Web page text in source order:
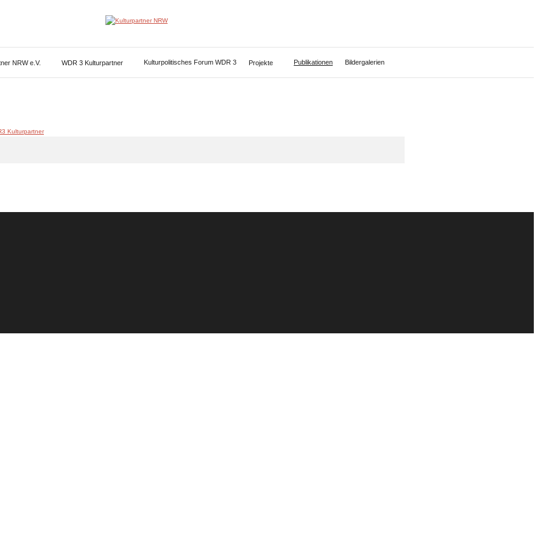
NRW
NRW e.V. WDR 3 Kulturpartner Kulturpolitisches Forum WDR 3 Projekte Publikationen Bildergalerien
Kulturpartner